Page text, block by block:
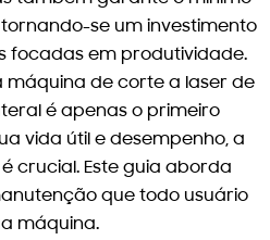
se um investimento
focadas em produtividade.
máquina de corte a laser de
é apenas o primeiro
vida útil e desempenho, a
crucial. Este guia aborda
que todo usuário
máquina.